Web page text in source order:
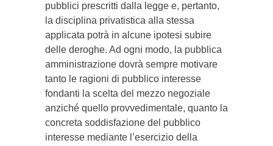
pubblici prescritti dalla legge e, pertanto,
la disciplina privatistica alla stessa
applicata potrà in alcune ipotesi subire
delle deroghe. Ad ogni modo, la pubblica
amministrazione dovrà sempre motivare
tanto le ragioni di pubblico interesse
fondanti la scelta del mezzo negoziale
anziché quello provvedimentale, quanto la
concreta soddisfazione del pubblico
interesse mediante l’esercizio della